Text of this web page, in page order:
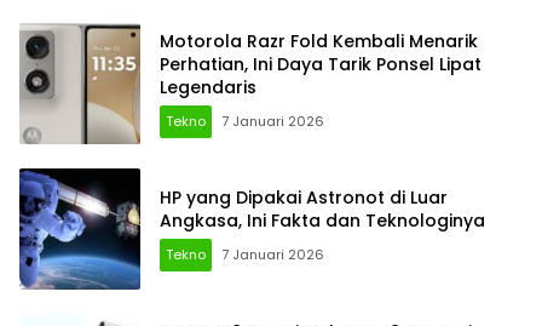
Motorola Razr Fold Kembali Menarik
Perhatian, Ini Daya Tarik Ponsel Lipat
Legendaris
Tekno 7 Januari 2026
HP yang Dipakai Astronot di Luar
Angkasa, Ini Fakta dan Teknologinya
Tekno 7 Januari 2026